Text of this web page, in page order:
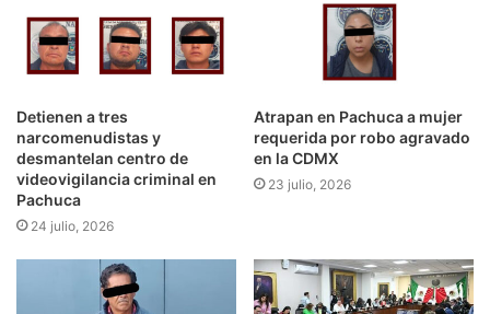
Detienen a tres
narcomenudistas y
desmantelan centro de
videovigilancia criminal en
Pachuca
24 julio, 2026
Atrapan en Pachuca a mujer
requerida por robo agravado
en la CDMX
23 julio, 2026